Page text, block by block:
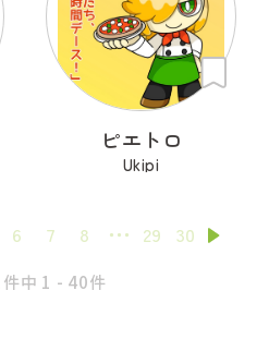
ピエトロ
Ukipi
6 7 8 29 30
中 1 - 40件